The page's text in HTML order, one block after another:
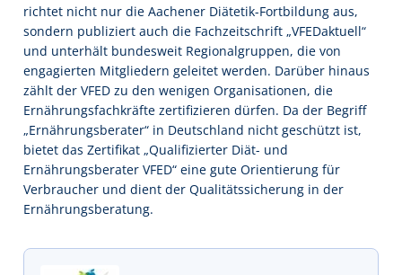
richtet nicht nur die Aachener Diätetik-Fortbildung aus,
sondern publiziert auch die Fachzeitschrift „VFEDaktuell“
und unterhält bundesweit Regionalgruppen, die von
engagierten Mitgliedern geleitet werden. Darüber hinaus
zählt der VFED zu den wenigen Organisationen, die
Ernährungsfachkräfte zertifizieren dürfen. Da der Begriff
„Ernährungsberater“ in Deutschland nicht geschützt ist,
bietet das Zertifikat „Qualifizierter Diät- und
Ernährungsberater VFED“ eine gute Orientierung für
Verbraucher und dient der Qualitätssicherung in der
Ernährungsberatung.